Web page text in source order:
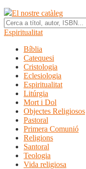
El nostre catàleg
Espiritualitat
Bíblia
Catequesi
Cristologia
Eclesiologia
Espiritualitat
Litúrgia
Mort i Dol
Objectes Religiosos
Pastoral
Primera Comunió
Religions
Santoral
Teologia
Vida religiosa